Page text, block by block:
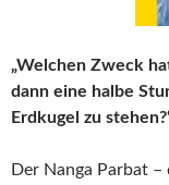
„Welchen Zweck
dann eine halbe
Erdkugel zu
Der Nanga Parbat –